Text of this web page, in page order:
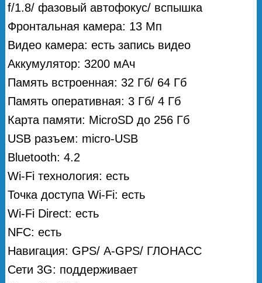
f/1.8/ фазовый автофокус/ вспышка
Фронтальная камера: 13 Мп
Видео камера: есть запись видео
Аккумулятор: 3200 мАч
Память встроенная: 32 Гб/ 64 Гб
Память оперативная: 3 Гб/ 4 Гб
Карта памяти: MicroSD до 256 Гб
USB разъем: micro-USB
Bluetooth: 4.2
Wi-Fi технология: есть
Точка доступа Wi-Fi: есть
Wi-Fi Direct: есть
NFC: есть
Навигация: GPS/ А-GPS/ ГЛОНАСС
Сети 3G: поддерживает